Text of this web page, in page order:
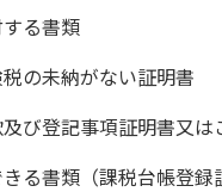
る書類
の未納がない証明書
び登記事項証明書又
る書類（課税台帳登録